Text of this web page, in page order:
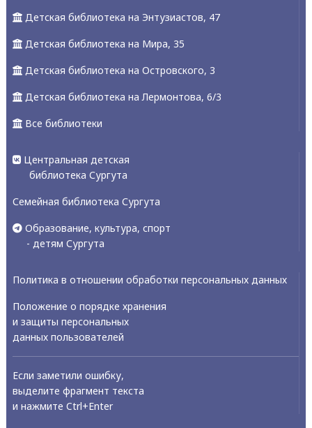
Детская библиотека на Энтузиастов, 47
Детская библиотека на Мира, 35
Детская библиотека на Островского, 3
Детская библиотека на Лермонтова, 6/3
Все библиотеки
Центральная детская
библиотека Сургута
Семейная библиотека Сургута
Образование, культура, спорт
- детям Сургута
Политика в отношении обработки персональных данных
Положение о порядке хранения
и защиты персональных
данных пользователей
Если заметили ошибку,
выделите фрагмент текста
и нажмите Ctrl+Enter